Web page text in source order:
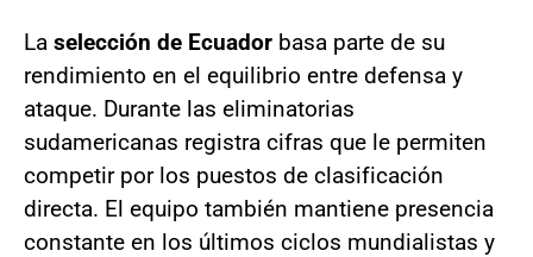
La selección de Ecuador basa parte de su
rendimiento en el equilibrio entre defensa y
ataque. Durante las eliminatorias
sudamericanas registra cifras que le permiten
competir por los puestos de clasificación
directa. El equipo también mantiene presencia
constante en los últimos ciclos mundialistas y